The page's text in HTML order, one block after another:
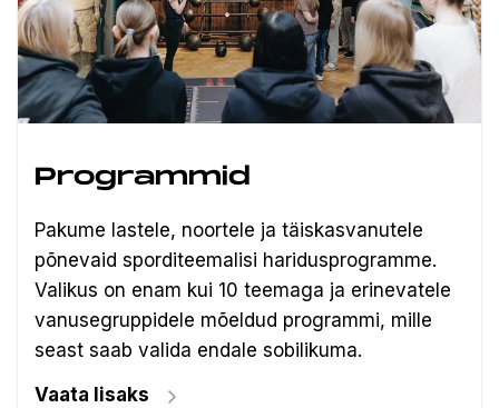
Programmid
Pakume lastele, noortele ja täiskasvanutele
põnevaid sporditeemalisi haridusprogramme.
Valikus on enam kui 10 teemaga ja erinevatele
vanusegruppidele mõeldud programmi, mille
seast saab valida endale sobilikuma.
Vaata lisaks